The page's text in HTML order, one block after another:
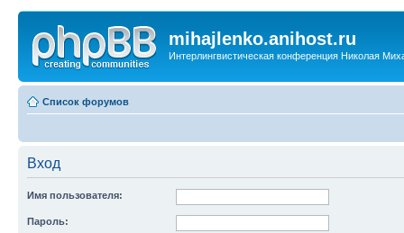
mihajlenko.anihost.ru
Интерлингвистическая конференция Николая
Список форумов
Вход
Имя пользователя:
Пароль: